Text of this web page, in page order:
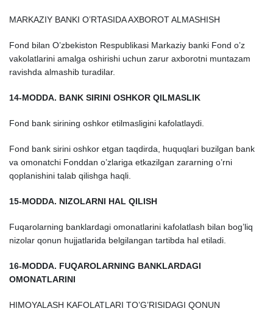
MARKAZIY BANKI O’RTASIDA AХBOROT ALMASHISH
Fond bilan O’zbekiston Respublikasi Markaziy banki Fond o’z
vakolatlarini amalga oshirishi uchun zarur aхborotni muntazam
ravishda almashib turadilar.
14-MODDA. BANK SIRINI OSHKOR QILMASLIK
Fond bank sirining oshkor etilmasligini kafolatlaydi.
Fond bank sirini oshkor etgan taqdirda, huquqlari buzilgan bank
va omonatchi Fonddan o’zlariga etkazilgan zararning o’rni
qoplanishini talab qilishga haqli.
15-MODDA. NIZOLARNI HAL QILISH
Fuqarolarning banklardagi omonatlarini kafolatlash bilan bog’liq
nizolar qonun hujjatlarida belgilangan tartibda hal etiladi.
16-MODDA. FUQAROLARNING BANKLARDAGI
OMONATLARINI
HIMOYALASH KAFOLATLARI TO’G’RISIDAGI QONUN